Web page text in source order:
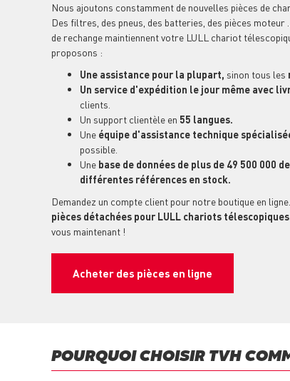
Nous ajoutons constamment de nouvelles pièces de
Des filtres, des pneus, des batteries, des pièces
de rechange maintiennent votre LULL chariot
proposons :
Une assistance pour la plupart, sinon tous les
Un service d'expédition le jour même avec
clients.
Un support clientèle en 55 langues.
Une équipe d'assistance technique
possible.
Une base de données de plus de 49 500 000
différentes références en stock.
Demandez un compte client pour notre boutique en
pièces détachées pour LULL chariots
vous maintenant !
Acheter des pièces en ligne
POURQUOI CHOISIR TVH